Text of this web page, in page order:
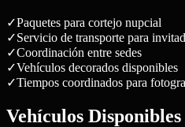
✓Paquetes para cortejo nupcial
✓Servicio de transporte para
✓Coordinación entre sedes
✓Vehículos decorados disponibles
✓Tiempos coordinados para
Vehículos Disponibles